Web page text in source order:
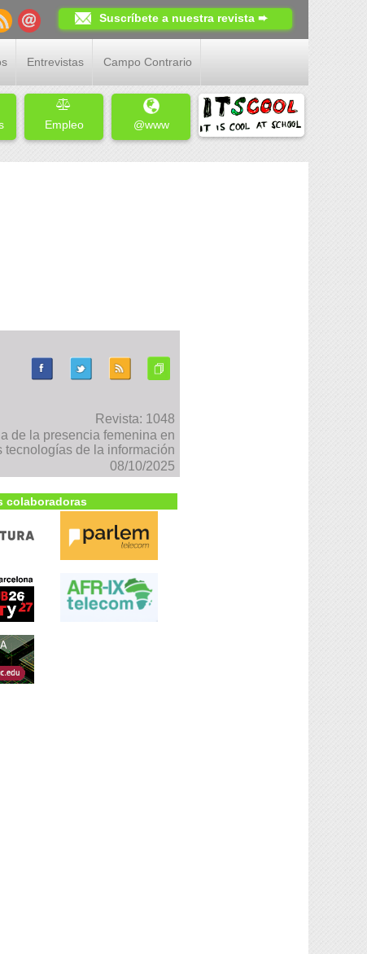
Suscríbete a nuestra revista ➨
Entrevistas Campo Contrario
Empleo @www
Revista: 1048
de la presencia femenina en
tecnologías de la información
08/10/2025
colaboradoras